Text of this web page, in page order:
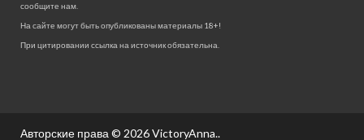
сообщите нам.
На сайте могут быть опубликованы материалы 18+!
При цитировании ссылка на источник обязательна.
Авторские права © 2026VictoryAnna..